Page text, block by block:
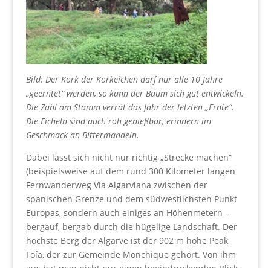
Bild: Der Kork der Korkeichen darf nur alle 10 Jahre
„geerntet“ werden, so kann der Baum sich gut entwickeln.
Die Zahl am Stamm verrät das Jahr der letzten „Ernte“.
Die Eicheln sind auch roh genießbar, erinnern im
Geschmack an Bittermandeln.
Dabei lässt sich nicht nur richtig „Strecke machen“
(beispielsweise auf dem rund 300 Kilometer langen
Fernwanderweg Via Algarviana zwischen der
spanischen Grenze und dem südwestlichsten Punkt
Europas, sondern auch einiges an Höhenmetern –
bergauf, bergab durch die hügelige Landschaft. Der
höchste Berg der Algarve ist der 902 m hohe Peak
Foía, der zur Gemeinde Monchique gehört. Von ihm